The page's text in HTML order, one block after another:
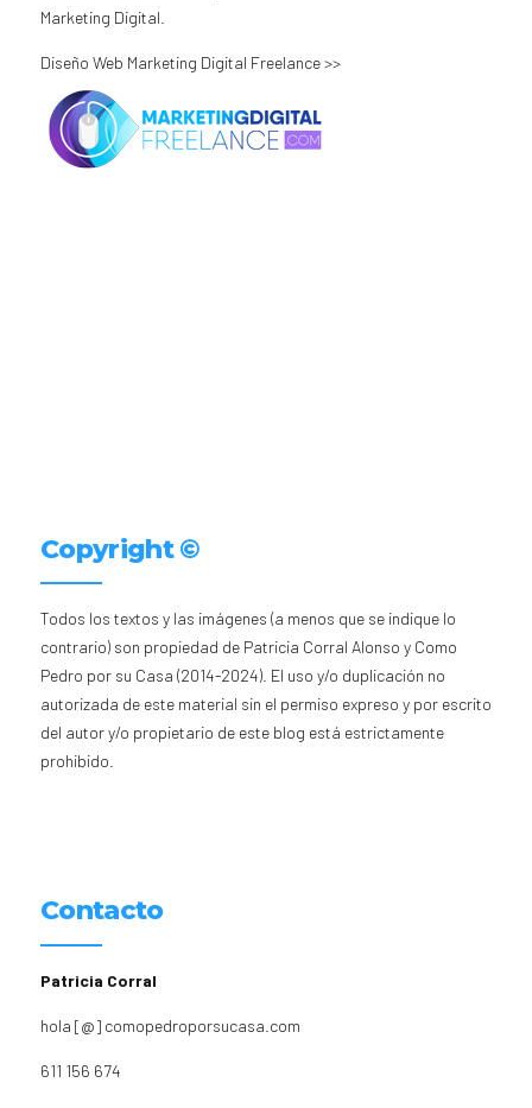
Marketing Digital.
Diseño Web Marketing Digital Freelance >>
Copyright ©
Todos los textos y las imágenes (a menos que se indique lo
contrario) son propiedad de Patricia Corral Alonso y Como
Pedro por su Casa (2014-2024). El uso y/o duplicación no
autorizada de este material sin el permiso expreso y por escrito
del autor y/o propietario de este blog está estrictamente
prohibido.
Contacto
Patricia Corral
hola [@] comopedroporsucasa.com
611 156 674